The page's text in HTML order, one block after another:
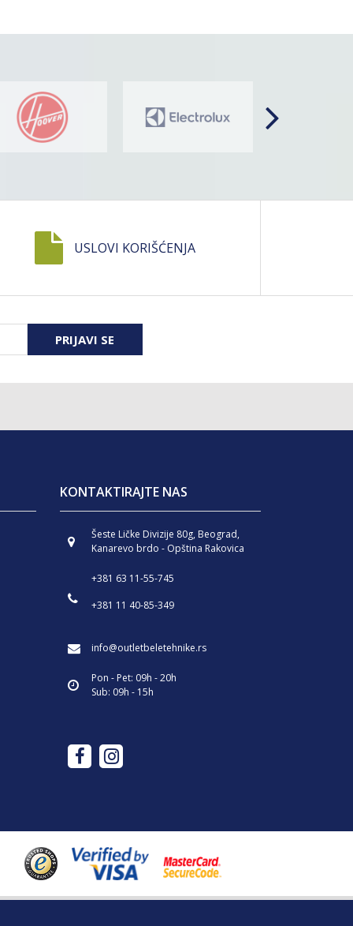
USLOVI KORIŠĆENJA
PRIJAVI SE
KONTAKTIRAJTE NAS
Šeste Ličke Divizije 80g, Beograd,
Kanarevo brdo - Opština Rakovica
+381 63 11-55-745
+381 11 40-85-349
info@outletbeletehnike.rs
Pon - Pet: 09h - 20h
Sub: 09h - 15h